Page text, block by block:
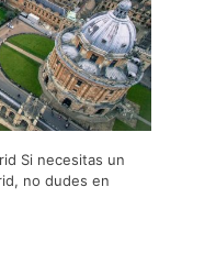
Si necesitas un
no dudes en